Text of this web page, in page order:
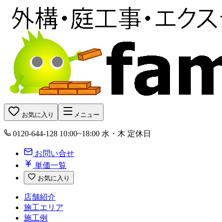
お気に入り メニュー
0120-644-128 10:00~18:00 水・木 定休日
お問い合せ
単価一覧
お気に入り
店舗紹介
施工エリア
施工例